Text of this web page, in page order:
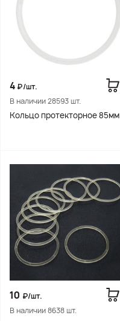
4 ₽/шт.
В наличии 28593 шт.
Кольцо протекторное 85мм
10 ₽/шт.
В наличии 8638 шт.